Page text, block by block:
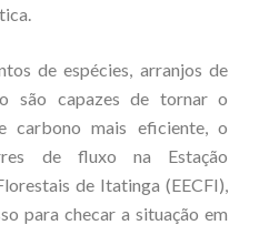
de espécies, arranjos de
são capazes de tornar o
carbono mais eficiente, o
de fluxo na Estação
de Itatinga (EECFI),
para checar a situação em